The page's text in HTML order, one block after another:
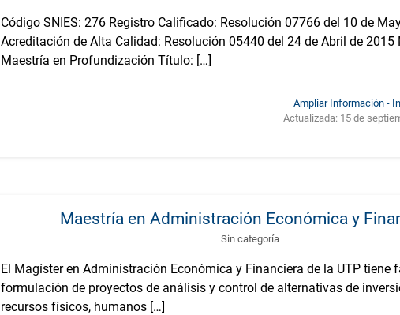
Código SNIES: 276 Registro Calificado: Resolución 07766 del 10 de
Acreditación de Alta Calidad: Resolución 05440 del 24 de Abril de 2015
Maestría en Profundización Título: […]
Ampliar Información -
Actualizada: 15 de
Maestría en Administración Económica y
Sin categoría
El Magíster en Administración Económica y Financiera de la UTP tiene
formulación de proyectos de análisis y control de alternativas de
recursos físicos, humanos […]